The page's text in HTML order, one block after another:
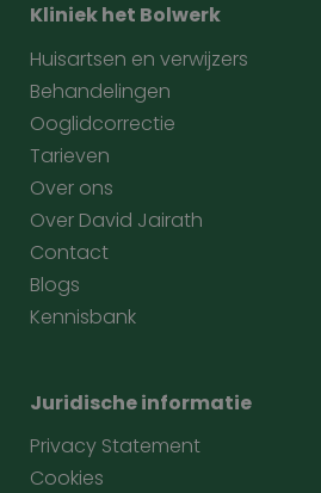
Kliniek het Bolwerk
Huisartsen en verwijzers
Behandelingen
Ooglidcorrectie
Tarieven
Over ons
Over David Jairath
Contact
Blogs
Kennisbank
Juridische informatie
Privacy Statement
Cookies